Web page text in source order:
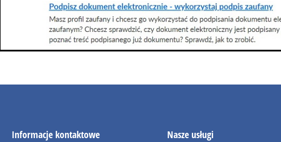
Informacje kontaktowe Nasze usługi